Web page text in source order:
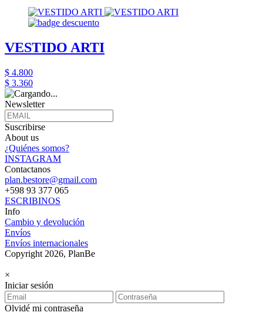
VESTIDO ARTI
$ 4.800
$ 3.360
Newsletter
Suscribirse
About us
¿Quiénes somos?
INSTAGRAM
Contactanos
plan.bestore@gmail.com
+598 93 377 065
ESCRIBINOS
Info
Cambio y devolución
Envíos
Envíos internacionales
Copyright 2026, PlanBe
×
Iniciar sesión
Olvidé mi contraseña